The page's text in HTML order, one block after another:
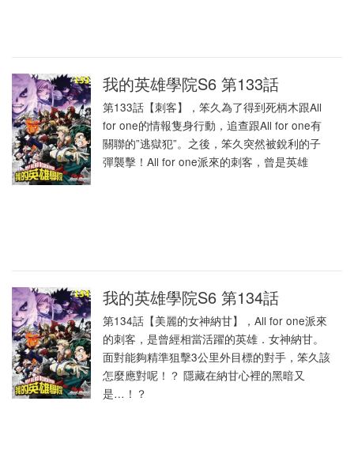
我的英雄學院S6 第133話
第133話【刺客】，笨久為了得到死柄木跟All
for one的情報隻身行動，追查跟All for one有
關聯的”逃獄犯”。之後，笨久突然被銳利的子
彈襲擊！All for one派來的刺客，曾是英雄
我的英雄學院S6 第134話
第134話【美麗的女神納甘】，All for one派來
的刺客，是曾經相當活躍的英雄．女神納甘。
面對能夠精準狙擊3公里外目標的對手，笨久該
怎麼應對呢！？ 隱藏在納甘心裡的黑暗又
是…！？